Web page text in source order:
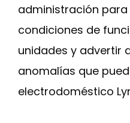
administración
condiciones de
unidades y advertir
anomalías que
electrodoméstico